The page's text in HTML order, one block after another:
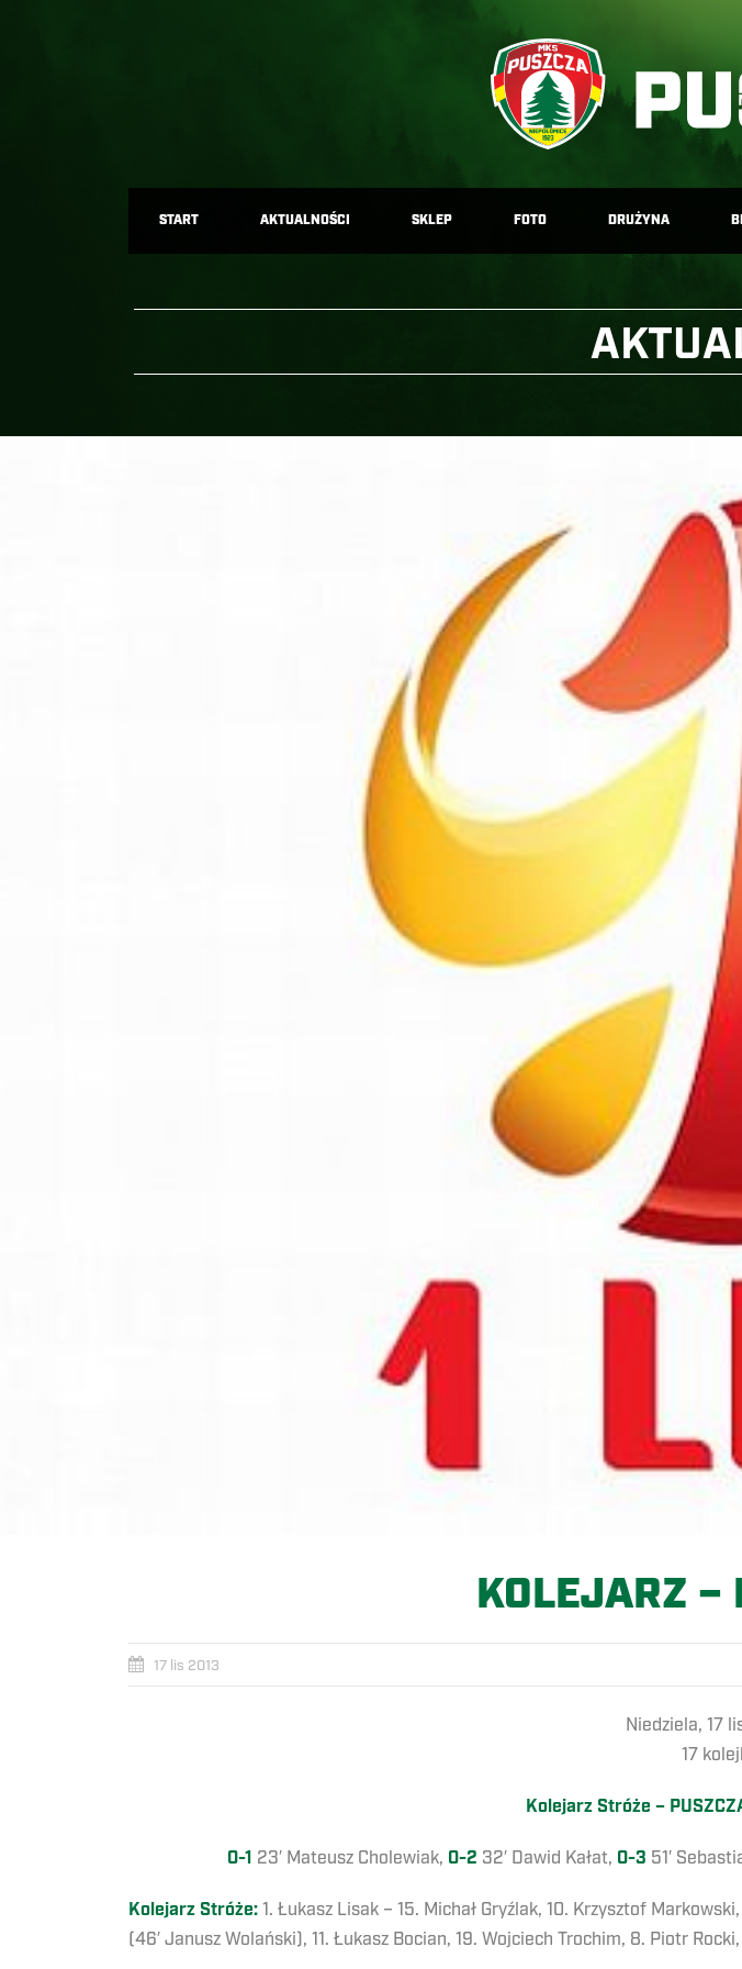
START AKTUALNOŚCI SKLEP FOTO DRUŻYNA
KOLEJARZ –
17 lis 2013
Niedziela, 17
17
Kolejarz Stróże –
0-1 23′ Mateusz Cholewiak, 0-2 32′ Dawid Kałat, 0-3 51′
Kolejarz Stróże: 1. Łukasz Lisak – 15. Michał Gryźlak, 10. Krzysztof
(46′ Janusz Wolański), 11. Łukasz Bocian, 19. Wojciech Trochim, 8. Piotr